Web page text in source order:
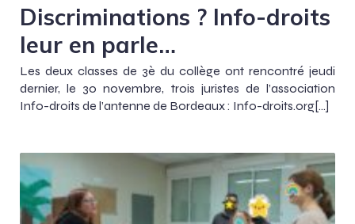
Discriminations ? Info-droits
leur en parle…
Les deux classes de 3è du collège ont rencontré jeudi
dernier, le 30 novembre, trois juristes de l’association
Info-droits de l’antenne de Bordeaux : Info-droits.org[…]